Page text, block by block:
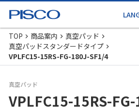
TOP 商品案内
真空パッド
真空パッドスタンダードタイプ
VPLFC15-15RS-FG-180J-SF1/4
真空パッド
VPLFC15-15RS-